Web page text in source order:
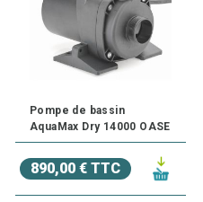
Pompe de bassin
AquaMax Dry 14000 OASE
890,00 € TTC